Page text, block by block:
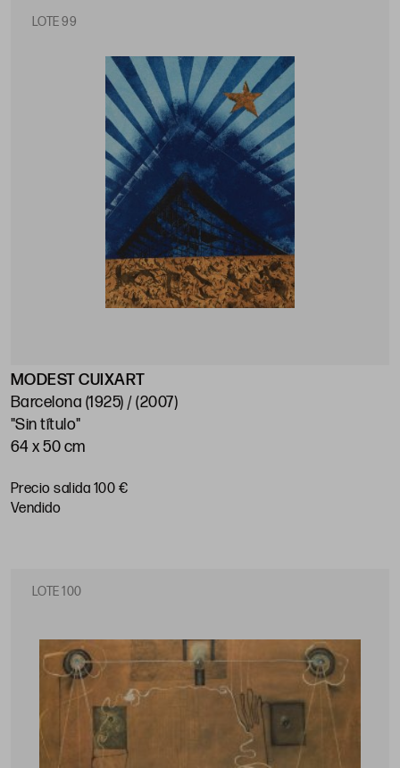
LOTE 99
MODEST CUIXART
Barcelona (1925) / (2007)
"Sin título"
64 x 50 cm
Precio salida 100 €
vendido
LOTE 100